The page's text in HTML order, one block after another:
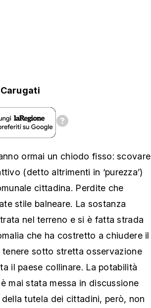
ormai un chiodo fisso: scovare
(detto altrimenti in ‘purezza’)
cittadina. Perdite che
stile balneare. La sostanza
nel terreno e si è fatta strada
che ha costretto a chiudere il
sotto stretta osservazione
il paese collinare. La potabilità
mai stata messa in discussione
tutela dei cittadini, però, non